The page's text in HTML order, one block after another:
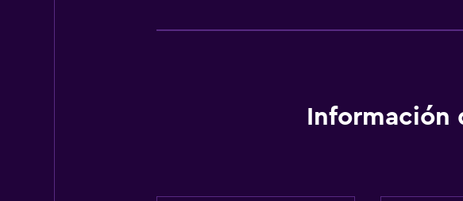
Información